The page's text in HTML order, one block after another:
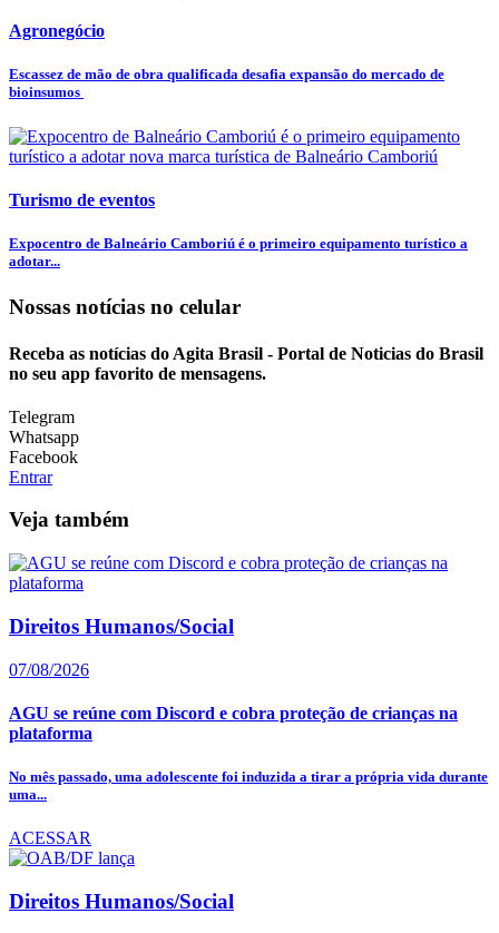
Agronegócio
Escassez de mão de obra qualificada desafia expansão do mercado de
bioinsumos
Turismo de eventos
Expocentro de Balneário Camboriú é o primeiro equipamento turístico a
adotar...
Nossas notícias no celular
Receba as notícias do Agita Brasil - Portal de Noticias do Brasil
no seu app favorito de mensagens.
Telegram
Whatsapp
Facebook
Entrar
Veja também
Direitos Humanos/Social
07/08/2026
AGU se reúne com Discord e cobra proteção de crianças na
plataforma
No mês passado, uma adolescente foi induzida a tirar a própria vida durante
uma...
ACESSAR
Direitos Humanos/Social